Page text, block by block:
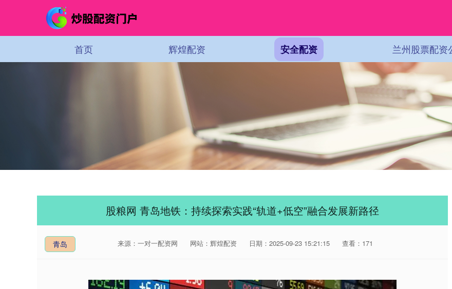
首页 辉煌配资 安全配资 兰州股票配资
股粮网 青岛地铁：持续探索实践“轨道+低空”融合发展新路径
青岛 来源：一对一配资网 网站：辉煌配资 日期：2025-09-23 15:21:15 查看：171